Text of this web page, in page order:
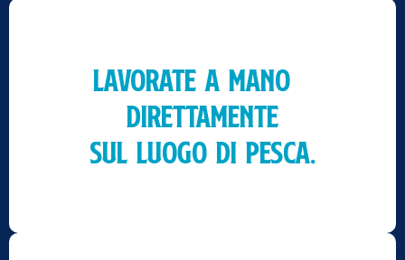
Lavorate a mano
direttamente
sul luogo di pesca.